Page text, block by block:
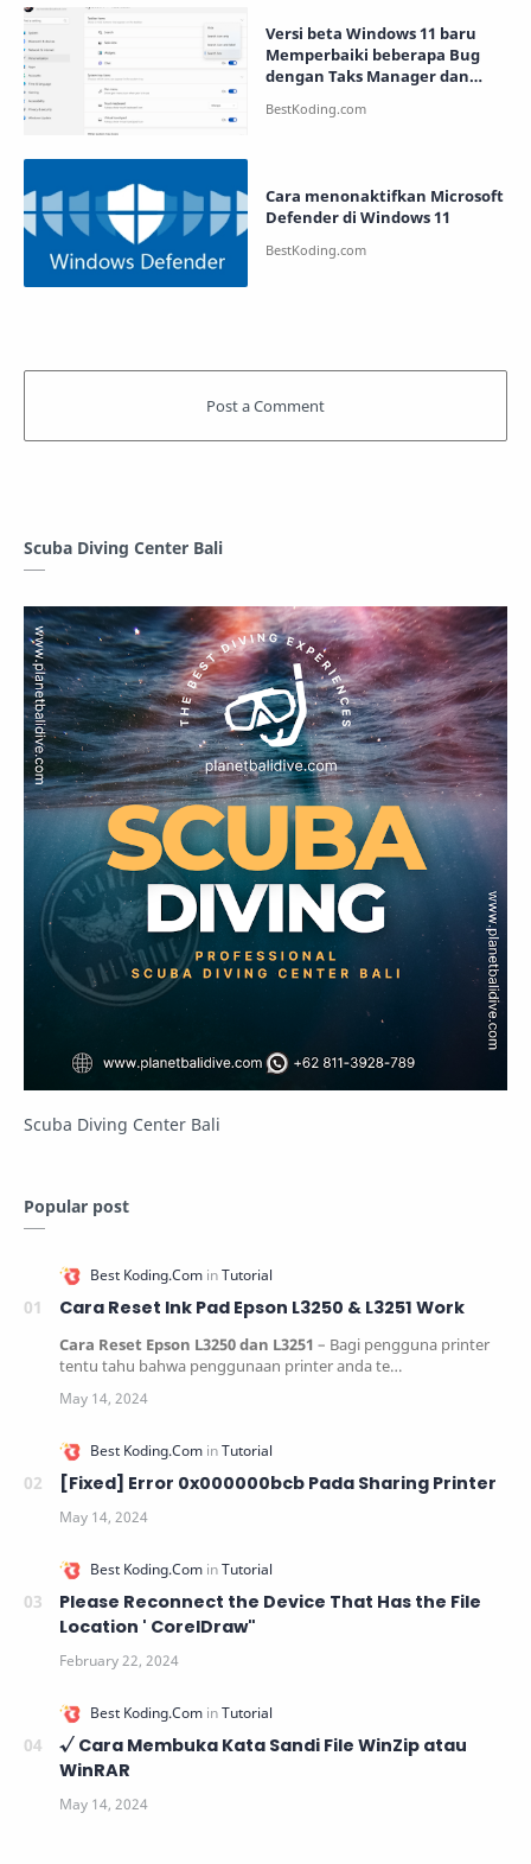
Versi beta Windows 11 baru
Memperbaiki beberapa Bug
dengan Taks Manager dan
Cara menonaktifkan Microsoft
Defender di Windows 11
Scuba Diving Center Bali
Scuba Diving Center Bali
Popular post
Cara Reset Ink Pad Epson L3250 & L3251 Work
Cara Reset Epson L3250 dan L3251 – Bagi pengguna printer
tentu tahu bahwa penggunaan printer anda te…
[Fixed] Error 0x000000bcb Pada Sharing Printer
Please Reconnect the Device That Has the File
Location ' CorelDraw"
√ Cara Membuka Kata Sandi File WinZip atau
WinRAR